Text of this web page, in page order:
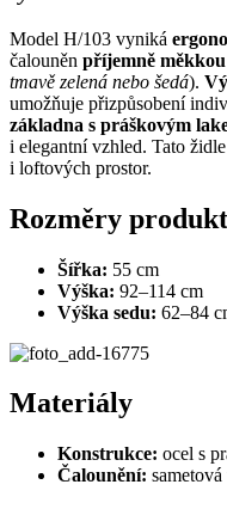
Model H/103 vyniká
čalouněn příjemně
tmavě zelená nebo šedá).
umožňuje přizpůsobení
základna s práškovým
i elegantní vzhled. Tato
i loftových prostor.
Rozměry
Šířka: 55 cm
Výška: 92–114 cm
Výška sedu: 62–84
Materiály
Konstrukce: ocel s
Čalounění: